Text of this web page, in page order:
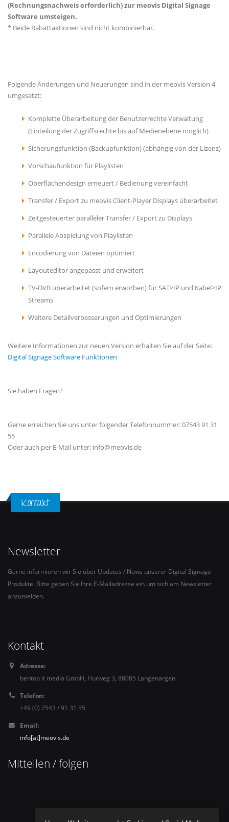
(Rechnungsnachweis erforderlich) zur meovis Digital Signage
Software umsteigen.
* Beide Rabattaktionen sind nicht kombinierbar.
Folgende Änderungen und Neuerungen sind in der meovis Version 4
umgesetzt:
Komplette Überarbeitung der Benutzerrechte Verwaltung
(Einteilung der Zugriffsrechte bis auf Medienebene möglich)
Sicherungsfunktion (Backupfunktion) (abhängig von der Lizenz)
Vorschaufunktion für Playlisten
Oberflächendesign erneuert / Bedienung vereinfacht
Transfer / Export zu meovis Client-Player Displays überarbeitet
Zeitgesteuerter paralleler Transfer / Export zu Displays
Parallele Abspielung von Playlisten
Encodierung von Dateien optimiert
Layouteditor angepasst und erweitert
TV-DVB überarbeitet (sofern erworben) für SAT>IP und Kabel>IP
Streams
Weitere Detailverbesserungen und Optimierungen
Weitere Informationen zur neuen Version erhalten Sie auf der Seite:
Digital Signage Software Funktionen
Sie haben Fragen?
Gerne erreichen Sie uns unter folgender Telefonnummer: 07543 91 31
55
Oder auch per E-Mail unter: info@meovis.de
Kontakt
Newsletter
Gerne informieren wir Sie über Updates / News unserer Digital Signage
Produkte. Bitte geben Sie Ihre E-Mailadresse ein um sich am Newsletter
anzumelden.
Kontakt
Adresse:
bentob it media GmbH, Flurweg 3, 88085 Langenargen
Telefon:
+49 (0) 7543 / 91 31 55
Email:
info[at]meovis.de
Mitteilen / folgen